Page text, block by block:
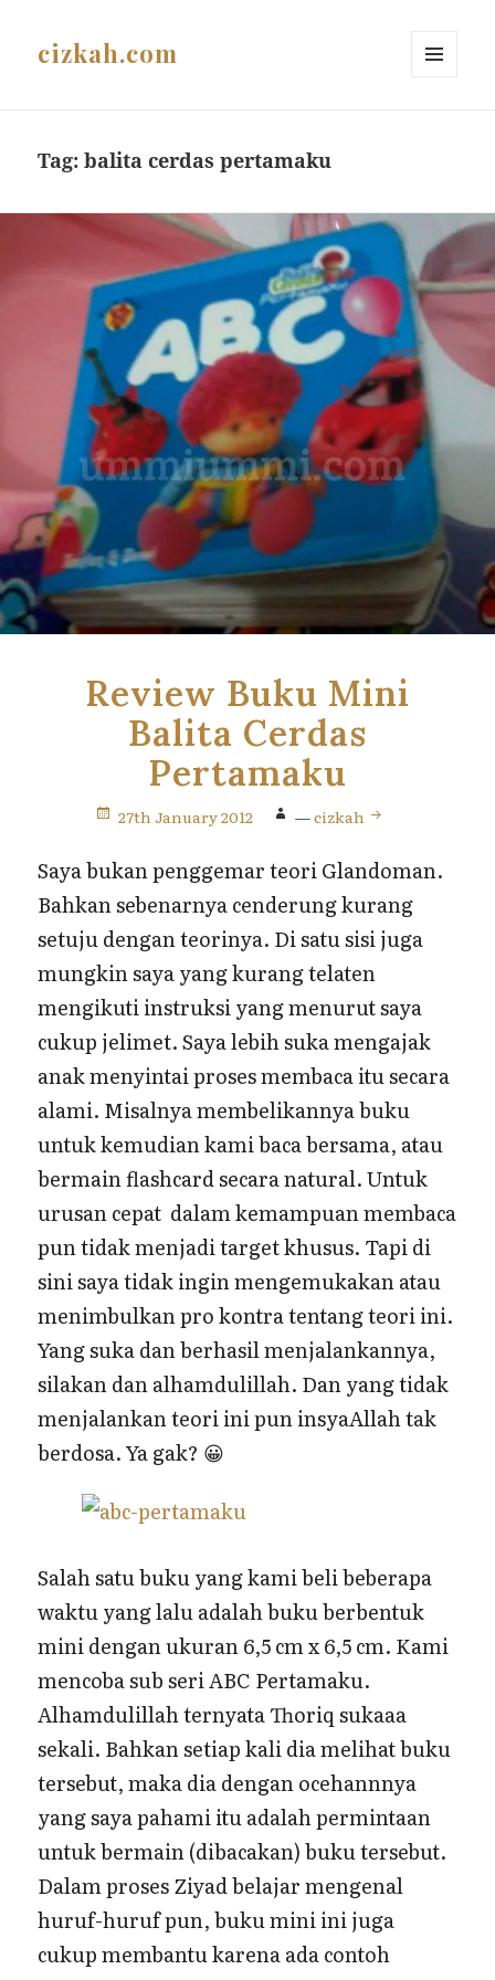
cizkah.com
Tag:balita cerdas pertamaku
Review Buku Mini
Balita Cerdas
Pertamaku
27th January 2012 —cizkah
Saya bukan penggemar teori Glandoman.
Bahkan sebenarnya cenderung kurang
setuju dengan teorinya. Di satu sisi juga
mungkin saya yang kurang telaten
mengikuti instruksi yang menurut saya
cukup jelimet. Saya lebih suka mengajak
anak menyintai proses membaca itu secara
alami. Misalnya membelikannya buku
untuk kemudian kami baca bersama, atau
bermain flashcard secara natural. Untuk
urusan cepat dalam kemampuan membaca
pun tidak menjadi target khusus. Tapi di
sini saya tidak ingin mengemukakan atau
menimbulkan pro kontra tentang teori ini.
Yang suka dan berhasil menjalankannya,
silakan dan alhamdulillah. Dan yang tidak
menjalankan teori ini pun insyaAllah tak
berdosa. Ya gak? 😀
Salah satu buku yang kami beli beberapa
waktu yang lalu adalah buku berbentuk
mini dengan ukuran 6,5 cm x 6,5 cm. Kami
mencoba sub seri ABC Pertamaku.
Alhamdulillah ternyata Thoriq sukaaa
sekali. Bahkan setiap kali dia melihat buku
tersebut, maka dia dengan ocehannnya
yang saya pahami itu adalah permintaan
untuk bermain (dibacakan) buku tersebut.
Dalam proses Ziyad belajar mengenal
huruf-huruf pun, buku mini ini juga
cukup membantu karena ada contoh